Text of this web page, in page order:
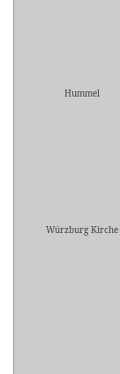
Hummel
Würzburg Kirche